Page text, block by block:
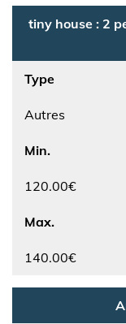
tiny house : 2
Type
Autres
Min.
120.00€
Max.
140.00€